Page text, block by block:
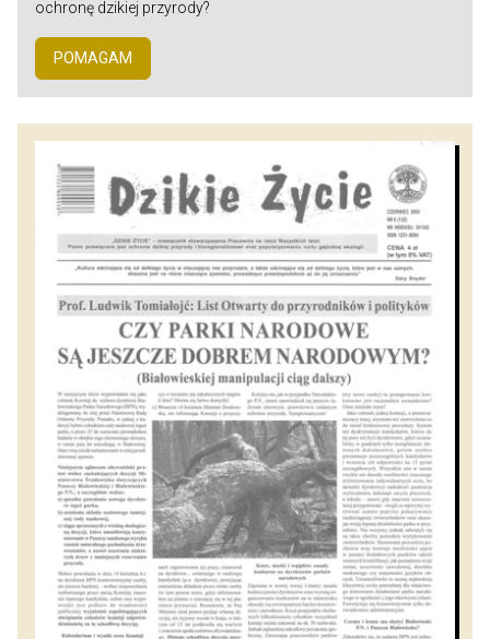
ochronę dzikiej przyrody?
POMAGAM